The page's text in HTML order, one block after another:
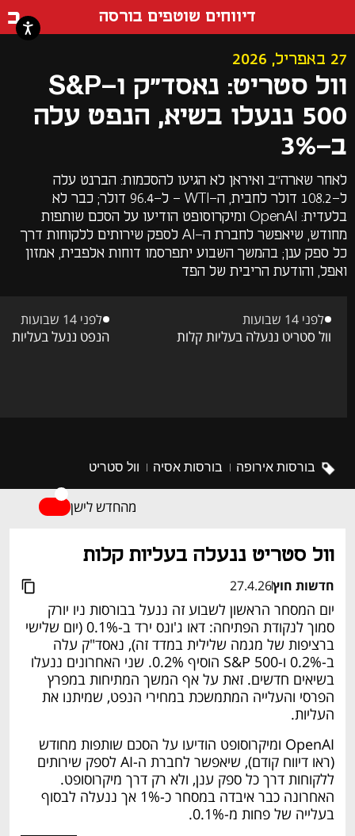
דיווחים שוטפים בורסה
וול סטריט: נאסד"ק ו-S&P
500 ננעלו בשיא, הנפט עלה
ב-3%
לאחר שארה"ב ואיראן לא הגיעו להסכמות: הברנט עלה
ל-108.2 דולר לחבית, ה-WTI - ל-96.4 דולר; כבר לא
בלעדית: OpenAI ומיקרוסופט הודיעו על הסכם שותפות
מחודש, שיאפשר לחברת ה-AI לספק שירותים ללקוחות דרך
כל ספק ענן; בהמשך השבוע יתפרסמו דוחות אלפבית, אמזון
ואפל, והודעת הריבית של הפד
27 באפריל, 2026
לפני 14 שבועות
וול סטריט ננעלה בעליות קלות
לפני 14 שבועות
הנפט ננעל בעליות
בורסות אירופה בורסות אסיה וול סטריט
מהחדש לישן
וול סטריט ננעלה בעליות קלות
חדשות חוץ27.4.26
בשיאים חדשים. זאת על אף המשך המתיחות במפרץ
הפרסי והעלייה המתמשכת במחירי הנפט, שמיתנו את
העליות.
האחרונה כבר איבדה במסחר כ-1% אך ננעלה לבסוף
בעלייה של פחות מ-0.1%.